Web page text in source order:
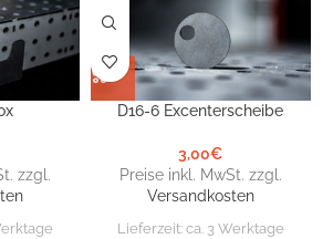
zzgl.
D16-6 Excenterscheibe
3,00€
Preise inkl. MwSt. zzgl.
Versandkosten
Lieferzeit: ca. 3 Werktage